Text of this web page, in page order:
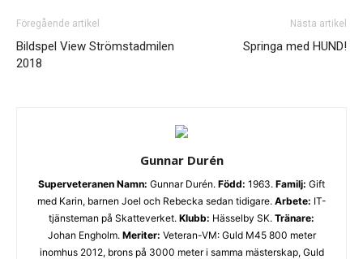
Föregående artikel
Bildspel View Strömstadmilen
2018
Nästa artikel
Springa med HUND!
Gunnar Durén
Superveteranen Namn: Gunnar Durén. Född: 1963. Familj: Gift
med Karin, barnen Joel och Rebecka sedan tidigare. Arbete: IT-
tjänsteman på Skatteverket. Klubb: Hässelby SK. Tränare:
Johan Engholm. Meriter: Veteran-VM: Guld M45 800 meter
inomhus 2012, brons på 3000 meter i samma mästerskap, Guld